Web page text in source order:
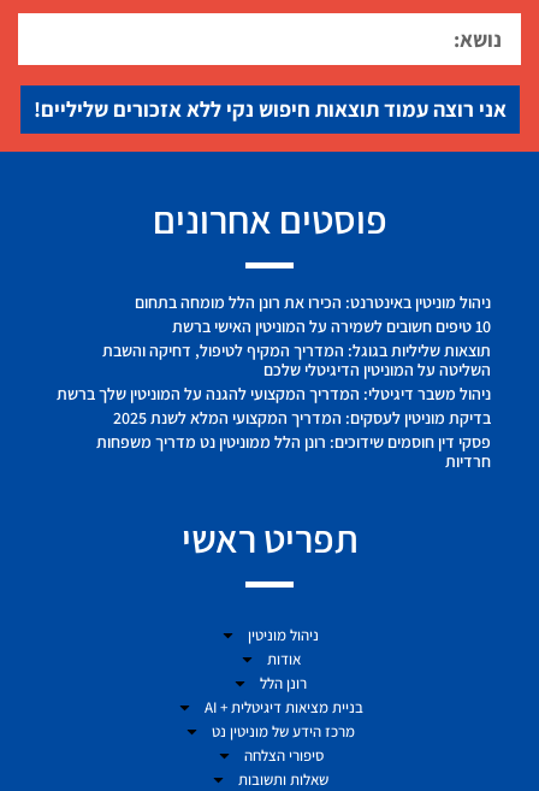
אני רוצה עמוד תוצאות חיפוש נקי ללא אזכורים שליליים!
פוסטים אחרונים
ניהול מוניטין באינטרנט: הכירו את רונן הלל מומחה בתחום
10 טיפים חשובים לשמירה על המוניטין האישי ברשת
תוצאות שליליות בגוגל: המדריך המקיף לטיפול, דחיקה והשבת
השליטה על המוניטין הדיגיטלי שלכם
ניהול משבר דיגיטלי: המדריך המקצועי להגנה על המוניטין שלך ברשת
בדיקת מוניטין לעסקים: המדריך המקצועי המלא לשנת 2025
פסקי דין חוסמים שידוכים: רונן הלל ממוניטין נט מדריך משפחות
חרדיות
תפריט ראשי
ניהול מוניטין
אודות
רונן הלל
בניית מציאות דיגיטלית + AI
מרכז הידע של מוניטין נט
סיפורי הצלחה
שאלות ותשובות